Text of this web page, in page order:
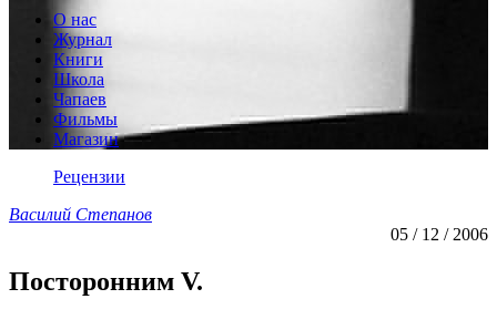
О нас
Журнал
Книги
Школа
Чапаев
Фильмы
Магазин
Рецензии
Василий Степанов
05 / 12 / 2006
Посторонним V.